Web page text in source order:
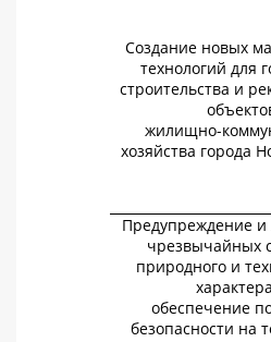
Создание новых
технологий для
строительства и
жилищно-
хозяйства города
Предупреждение и
чрезвычайных
природного и
обеспечение
безопасности на